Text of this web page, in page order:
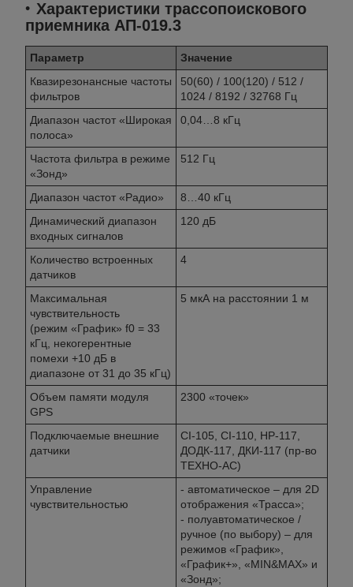
Характеристики трассопоискового
приемника АП-019.3
Параметр
Значение
Квазирезонансные частоты
фильтров
50(60) / 100(120) / 512 /
1024 / 8192 / 32768 Гц
Диапазон частот «Широкая
полоса»
0,04…8 кГц
Частота фильтра в режиме
«Зонд»
512 Гц
Диапазон частот «Радио»
8…40 кГц
Динамический диапазон
входных сигналов
120 дБ
Количество встроенных
датчиков
4
Максимальная
чувствительность
(режим «График» f0 = 33
кГц, некогерентные
помехи +10 дБ в
диапазоне от 31 до 35 кГц)
5 мкА на расстоянии 1 м
Объем памяти модуля
GPS
2300 «точек»
Подключаемые внешние
датчики
CI-105, CI-110, НР-117,
ДОДК-117, ДКИ-117 (пр-во
ТЕХНО-АС)
Управление
чувствительностью
- автоматическое – для 2D
отображения «Трасса»;
- полуавтоматическое /
ручное (по выбору) – для
режимов «График»,
«График+», «MIN&MAX» и
«Зонд»;